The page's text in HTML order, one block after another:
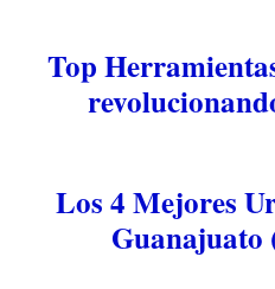
Top
Los 4 Mejores
Guanajuato